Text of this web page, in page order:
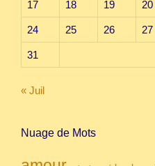
17 18 19 20
24 25 26 27
31
« Juil
Nuage de Mots